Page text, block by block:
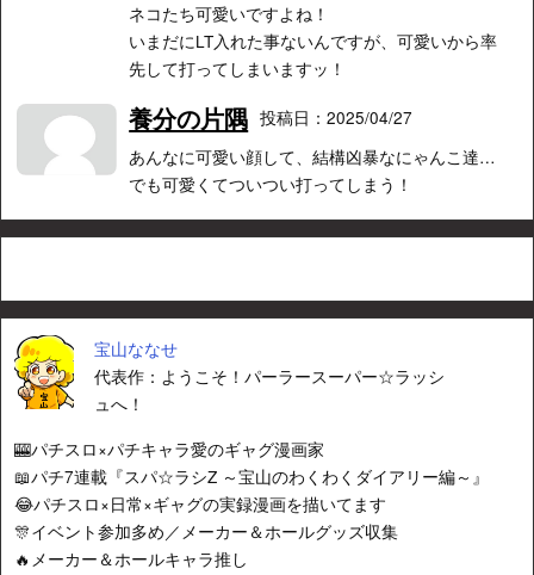
ネコたち可愛いですよね！
いまだにLT入れた事ないんですが、可愛いから率
先して打ってしまいますッ！
養分の片隅 投稿日：2025/04/27
あんなに可愛い顔して、結構凶暴なにゃんこ達…
でも可愛くてついつい打ってしまう！
宝山ななせ
代表作：ようこそ！パーラースーパー☆ラッシ
ュへ！
🎰パチスロ×パチキャラ愛のギャグ漫画家
📖パチ7連載『スパ☆ラシZ ～宝山のわくわくダイアリー編～』
😂パチスロ×日常×ギャグの実録漫画を描いてます
🎊イベント参加多め／メーカー＆ホールグッズ収集
🔥メーカー＆ホールキャラ推し